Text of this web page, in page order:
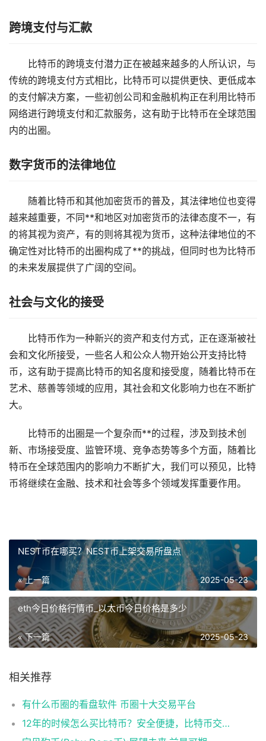
跨境支付与汇款
比特币的跨境支付潜力正在被越来越多的人所认识，与
传统的跨境支付方式相比，比特币可以提供更快、更低成本
的支付解决方案，一些初创公司和金融机构正在利用比特币
网络进行跨境支付和汇款服务，这有助于比特币在全球范围
内的出圈。
数字货币的法律地位
随着比特币和其他加密货币的普及，其法律地位也变得
越来越重要，不同**和地区对加密货币的法律态度不一，有
的将其视为资产，有的则将其视为货币，这种法律地位的不
确定性对比特币的出圈构成了**的挑战，但同时也为比特币
的未来发展提供了广阔的空间。
社会与文化的接受
比特币作为一种新兴的资产和支付方式，正在逐渐被社
会和文化所接受，一些名人和公众人物开始公开支持比特
币，这有助于提高比特币的知名度和接受度，随着比特币在
艺术、慈善等领域的应用，其社会和文化影响力也在不断扩
大。
比特币的出圈是一个复杂而**的过程，涉及到技术创
新、市场接受度、监管环境、竞争态势等多个方面，随着比
特币在全球范围内的影响力不断扩大，我们可以预见，比特
币将继续在金融、技术和社会等多个领域发挥重要作用。
NEST币在哪买？NEST币上架交易所盘点
« 上一篇 2025-05-23
eth今日价格行情币_以太币今日价格是多少
« 下一篇 2025-05-23
相关推荐
有什么币圈的看盘软件 币圈十大交易平台
12年的时候怎么买比特币？安全便捷，比特币交易首选